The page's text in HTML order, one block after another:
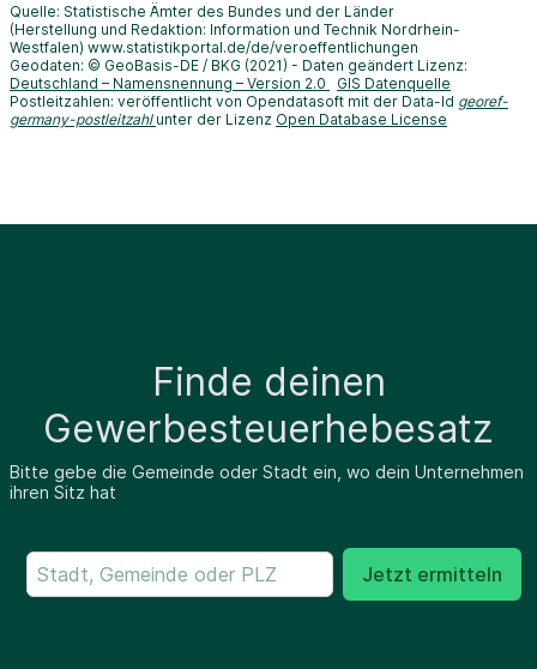
Quelle: Statistische Ämter des Bundes und der Länder
(Herstellung und Redaktion: Information und Technik Nordrhein-
Westfalen) www.statistikportal.de/de/veroeffentlichungen
Geodaten: © GeoBasis-DE / BKG (2021) - Daten geändert Lizenz:
Deutschland – Namensnennung – Version 2.0
GIS Datenquelle
Postleitzahlen: veröffentlicht von Opendatasoft mit der Data-Id georef-
germany-postleitzahl unter der Lizenz Open Database License
Finde deinen
Gewerbesteuerhebesatz
Bitte gebe die Gemeinde oder Stadt ein, wo dein Unternehmen
ihren Sitz hat
Jetzt ermitteln